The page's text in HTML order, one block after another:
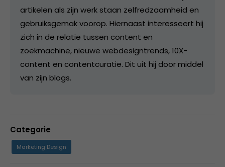
artikelen als zijn werk staan zelfredzaamheid en
gebruiksgemak voorop. Hiernaast interesseert hij
zich in de relatie tussen content en
zoekmachine, nieuwe webdesigntrends, 10X-
content en contentcuratie. Dit uit hij door middel
van zijn blogs.
Categorie
Marketing Design